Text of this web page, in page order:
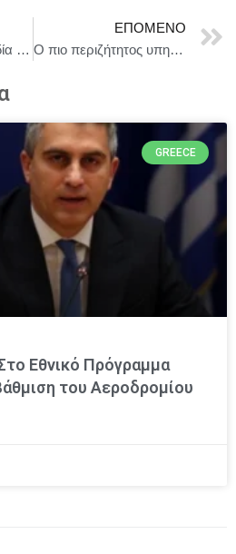
Ηλιούπολη: Τραγωδία δυο 17χρονα κορίτσια έπεσαν από τον έκτο όροφο
ΕΠΌΜΕΝΟ
Ο πιο περιζήτητος υπηρέτης του περσινού καλοκαιριού επιστρέφει — ο Βασίλης Χαραλαμπόπουλος ξανά στον «Υπηρέτη δύο Αφεντάδων»!
GREECE
Εθνικό Πρόγραμμα
του Αεροδρομίου